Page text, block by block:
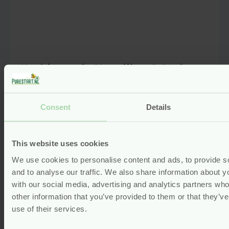
Consent Details
This website uses cookies
We use cookies to personalise content and ads, to provide
and to analyse our traffic. We also share information about
with our social media, advertising and analytics partners
other information that you’ve provided to them or that
use of their services.
Kruidenpads Navulling 3 Stuks –
Droomtijd – Grünspecht
Bekijken